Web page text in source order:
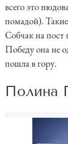
всего это
помадой).
Собчак на пост
Победу она не
пошла в гору.
Полина